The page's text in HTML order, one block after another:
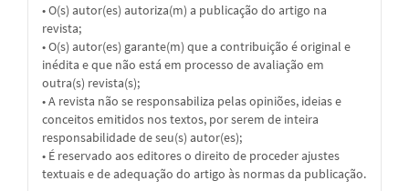
• O(s) autor(es) autoriza(m) a publicação do artigo na
revista;
• O(s) autor(es) garante(m) que a contribuição é original e
inédita e que não está em processo de avaliação em
outra(s) revista(s);
• A revista não se responsabiliza pelas opiniões, ideias e
conceitos emitidos nos textos, por serem de inteira
responsabilidade de seu(s) autor(es);
• É reservado aos editores o direito de proceder ajustes
textuais e de adequação do artigo às normas da publicação.